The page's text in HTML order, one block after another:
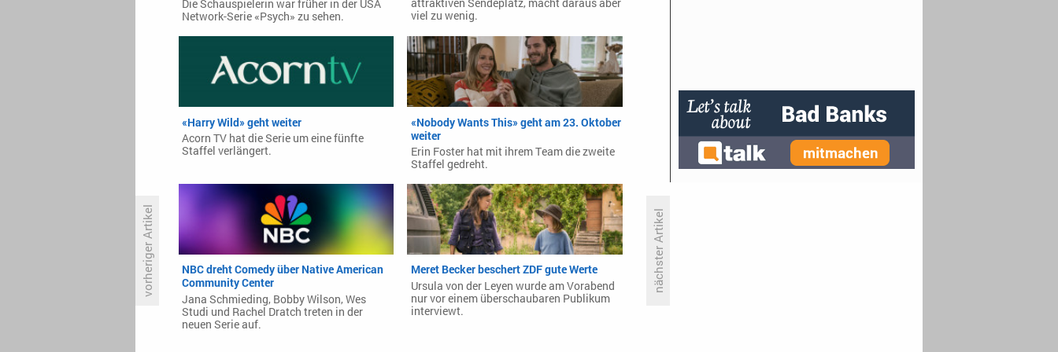
vorheriger Artikel «Die Verräter» geht 2026 weiter nächster Artikel
«vince» wandert unters Dach von
funk
Die Schauspielerin war früher in der USA
Network-Serie «Psych» zu sehen.
attraktiven Sendeplatz, macht daraus aber
viel zu wenig.
«Harry Wild» geht weiter
Acorn TV hat die Serie um eine fünfte
Staffel verlängert.
«Nobody Wants This» geht am 23. Oktober
weiter
Erin Foster hat mit ihrem Team die zweite
Staffel gedreht.
NBC dreht Comedy über Native American
Community Center
Jana Schmieding, Bobby Wilson, Wes
Studi und Rachel Dratch treten in der
neuen Serie auf.
Meret Becker beschert ZDF gute Werte
Ursula von der Leyen wurde am Vorabend
nur vor einem überschaubaren Publikum
interviewt.